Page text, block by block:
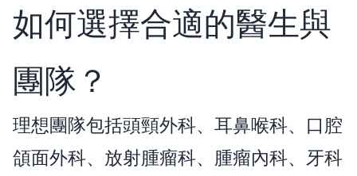
如何選擇合適的醫生與
團隊？
理想團隊包括頭頸外科、耳鼻喉科、口腔
頜面外科、放射腫瘤科、腫瘤內科、牙科